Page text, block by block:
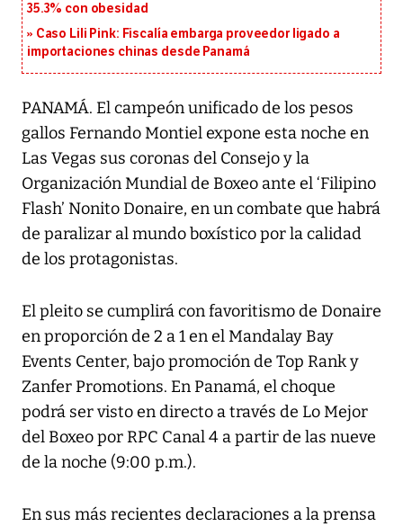
35.3% con obesidad
Caso Lili Pink: Fiscalía embarga proveedor ligado a
importaciones chinas desde Panamá
PANAMÁ. El campeón unificado de los pesos
gallos Fernando Montiel expone esta noche en
Las Vegas sus coronas del Consejo y la
Organización Mundial de Boxeo ante el ‘Filipino
Flash’ Nonito Donaire, en un combate que habrá
de paralizar al mundo boxístico por la calidad
de los protagonistas.
El pleito se cumplirá con favoritismo de Donaire
en proporción de 2 a 1 en el Mandalay Bay
Events Center, bajo promoción de Top Rank y
Zanfer Promotions. En Panamá, el choque
podrá ser visto en directo a través de Lo Mejor
del Boxeo por RPC Canal 4 a partir de las nueve
de la noche (9:00 p.m.).
En sus más recientes declaraciones a la prensa